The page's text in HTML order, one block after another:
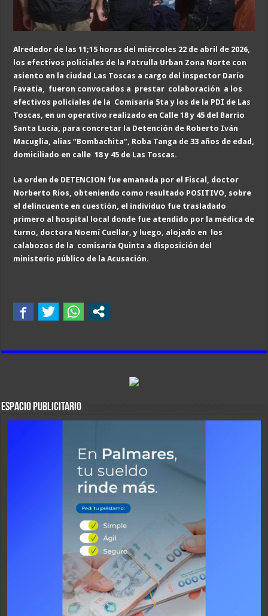
Alrededor de las 11;15 horas del miércoles 22 de abril de 2026,
los efectivos policiales de la Patrulla Urban Zona Norte con
asiento en la ciudad Las Toscas a cargo del inspector Darío
Favatía, fueron convocados a prestar colaboración a los
efectivos policiales de la Comisaría 5ta y los de la PDI de Las
Toscas, en un operativo realizado en Calle 18 y 45 del Barrio
Santa Lucía, para concretar la Detención de Roberto Iván
Macuglia, alias “Bombachita”, Roba Tanga de 33 años de edad,
domiciliado en calle 18 y 45 de Las Toscas.
La orden de DETENCION fue emanada por el Fiscal, doctor
Norberto Ríos, obteniendo como resultado POSITIVO, sobre
el delincuente en cuestión, el individuo fue trasladado
primero al hospital local donde fue atendido por la médica de
turno, doctora Noemí Cuellar, y luego, alojado en los
calabozos de la comisaría Quinta a disposición del
ministerio público de la Acusación.
ESPACIO PUBLICITARIO